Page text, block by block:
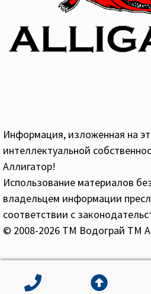
Информация, изложенная на
интеллектуальной
Аллигатор!
Использование материалов
владельцем информации
соответствии с
© 2008-2026 ТМ Водограй ТМ